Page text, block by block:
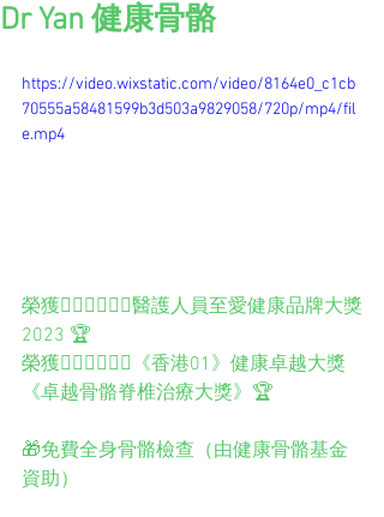
Dr Yan 健康骨骼
https://video.wixstatic.com/video/8164e0_c1cb
70555a58481599b3d503a9829058/720p/mp4/fil
e.mp4
榮獲️👨🏻‍⚕️👩🏻‍⚕️醫護人員至愛健康品牌大獎
2023 🏆
榮獲👨🏻‍⚕️👩🏻‍⚕️《香港01》健康卓越大獎
《卓越骨骼脊椎治療大獎》🏆
🎁免費全身骨骼檢查（由健康骨骼基金
資助）